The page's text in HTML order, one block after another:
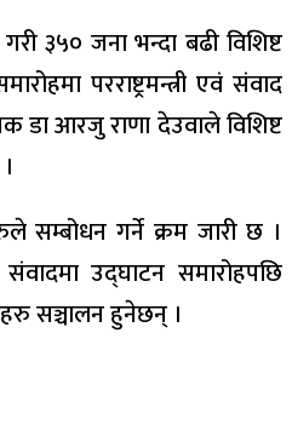
३५० जना भन्दा बढी विशिष्ट
परराष्ट्रमन्त्री एवं संवाद
डा आरजु राणा देउवाले विशिष्ट
सम्बोधन गर्ने क्रम जारी छ ।
उद्घाटन समारोहपछि
सञ्चालन हुनेछन् ।